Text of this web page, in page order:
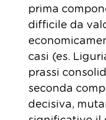
prima
difficile da
casi (es.
prassi
seconda
decisiva,